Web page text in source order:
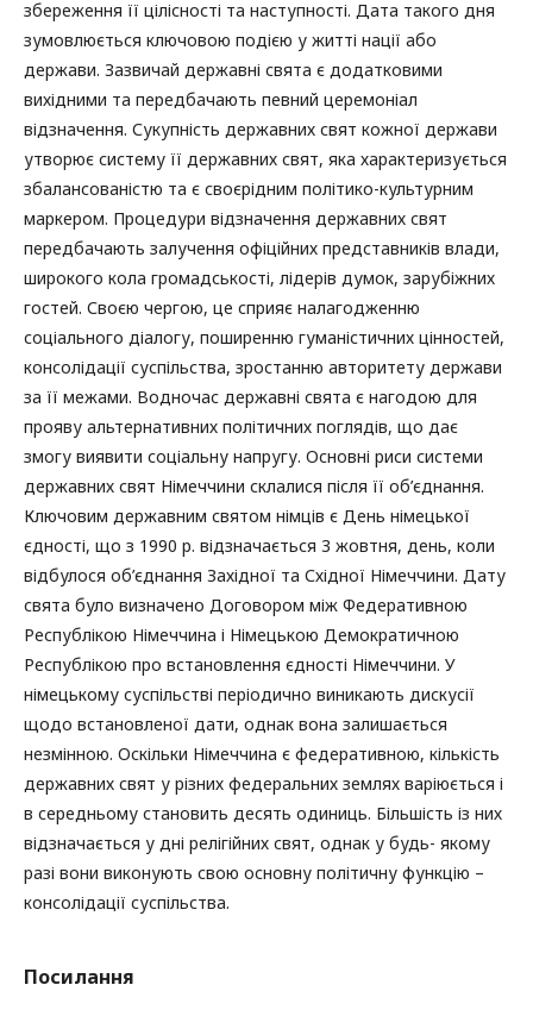
збереження її цілісності та наступності. Дата такого дня
зумовлюється ключовою подією у житті нації або
держави. Зазвичай державні свята є додатковими
вихідними та передбачають певний церемоніал
відзначення. Сукупність державних свят кожної держави
утворює систему її державних свят, яка характеризується
збалансованістю та є своєрідним політико-культурним
маркером. Процедури відзначення державних свят
передбачають залучення офіційних представників влади,
широкого кола громадськості, лідерів думок, зарубіжних
гостей. Своєю чергою, це сприяє налагодженню
соціального діалогу, поширенню гуманістичних цінностей,
консолідації суспільства, зростанню авторитету держави
за її межами. Водночас державні свята є нагодою для
прояву альтернативних політичних поглядів, що дає
змогу виявити соціальну напругу. Основні риси системи
державних свят Німеччини склалися після її об’єднання.
Ключовим державним святом німців є День німецької
єдності, що з 1990 р. відзначається 3 жовтня, день, коли
відбулося об’єднання Західної та Східної Німеччини. Дату
свята було визначено Договором між Федеративною
Республікою Німеччина і Німецькою Демократичною
Республікою про встановлення єдності Німеччини. У
німецькому суспільстві періодично виникають дискусії
щодо встановленої дати, однак вона залишається
незмінною. Оскільки Німеччина є федеративною, кількість
державних свят у різних федеральних землях варіюється і
в середньому становить десять одиниць. Більшість із них
відзначається у дні релігійних свят, однак у будь- якому
разі вони виконують свою основну політичну функцію –
консолідації суспільства.
Посилання